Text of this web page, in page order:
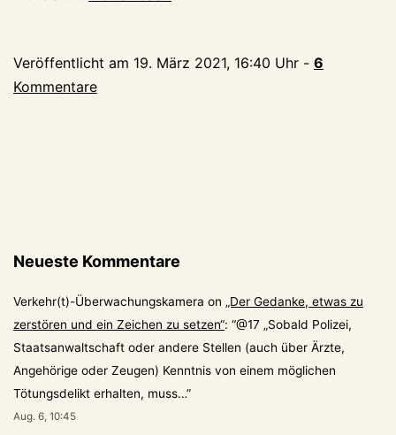
BGH
hebt
Veröffentlicht am 19. März 2021, 16:40 Uhr - 6
Kommentare
Neueste Kommentare
Verkehr(t)-Überwachungskamera on „Der Gedanke, etwas zu
zerstören und ein Zeichen zu setzen“: “@17 „Sobald Polizei,
Staatsanwaltschaft oder andere Stellen (auch über Ärzte,
Angehörige oder Zeugen) Kenntnis von einem möglichen
Tötungsdelikt erhalten, muss…”
Aug. 6, 10:45